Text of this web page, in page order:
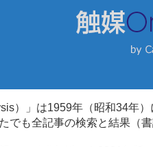
）」は1959年（昭和34年
でも全記事の検索と結果（